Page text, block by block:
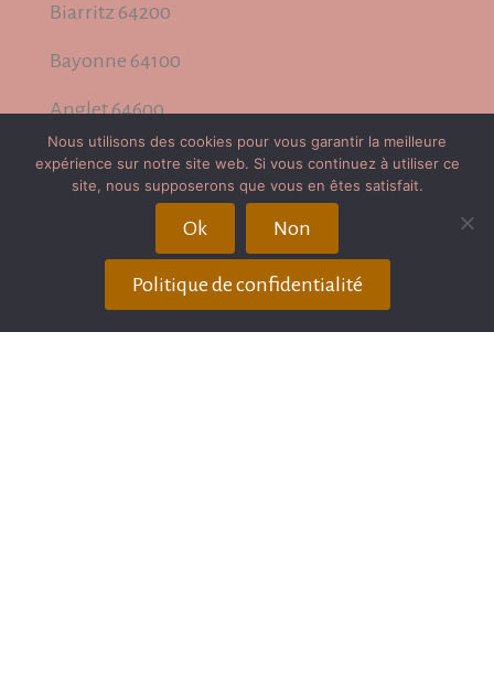
Biarritz 64200
Bayonne 64100
Anglet 64600
Rechercher Rechercher
Plan du site
Publication / Récompenses
Nous utilisons des cookies pour vous garantir la meilleure
expérience sur notre site web. Si vous continuez à utiliser ce
site, nous supposerons que vous en êtes satisfait.
Ok Non
Politique de confidentialité